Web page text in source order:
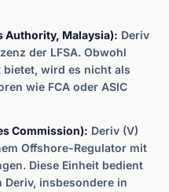
Authority, Malaysia): Deriv
der LFSA. Obwohl
wird es nicht als
wie FCA oder ASIC
Commission): Deriv (V)
Offshore-Regulator mit
Diese Einheit bedient
insbesondere in